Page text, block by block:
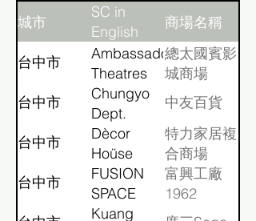
城市
SC in
English
商場名稱
台中市
Ambassador
Theatres
Taichung
總太國賓影
城商場
台中市
Chungyo
Dept.
Store
中友百貨
台中市
Dècor
Hoüse
Xitun
特力家居複
合商場
台中市
FUSION
SPACE
富興工廠
1962
Kuang